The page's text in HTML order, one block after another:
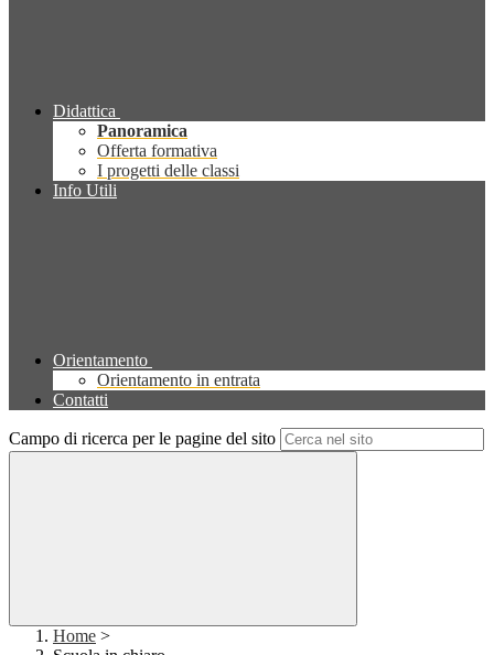
Didattica
Panoramica
Offerta formativa
I progetti delle classi
Info Utili
Orientamento
Orientamento in entrata
Contatti
Campo di ricerca per le pagine del sito
Home >